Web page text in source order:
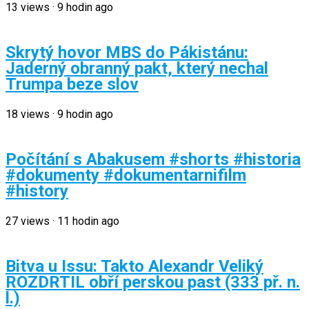
13 views · 9 hodin ago
Skrytý hovor MBS do Pákistánu:
Jaderný obranný pakt, který nechal
Trumpa beze slov
18 views · 9 hodin ago
Počítání s Abakusem #shorts #historia
#dokumenty #dokumentarnifilm
#history
27 views · 11 hodin ago
Bitva u Issu: Takto Alexandr Veliký
ROZDRTIL obří perskou past (333 př. n.
l.)